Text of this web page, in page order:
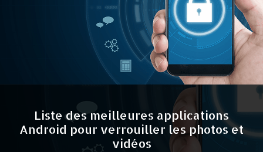
Liste des meilleures applications
Android pour verrouiller les photos et
vidéos